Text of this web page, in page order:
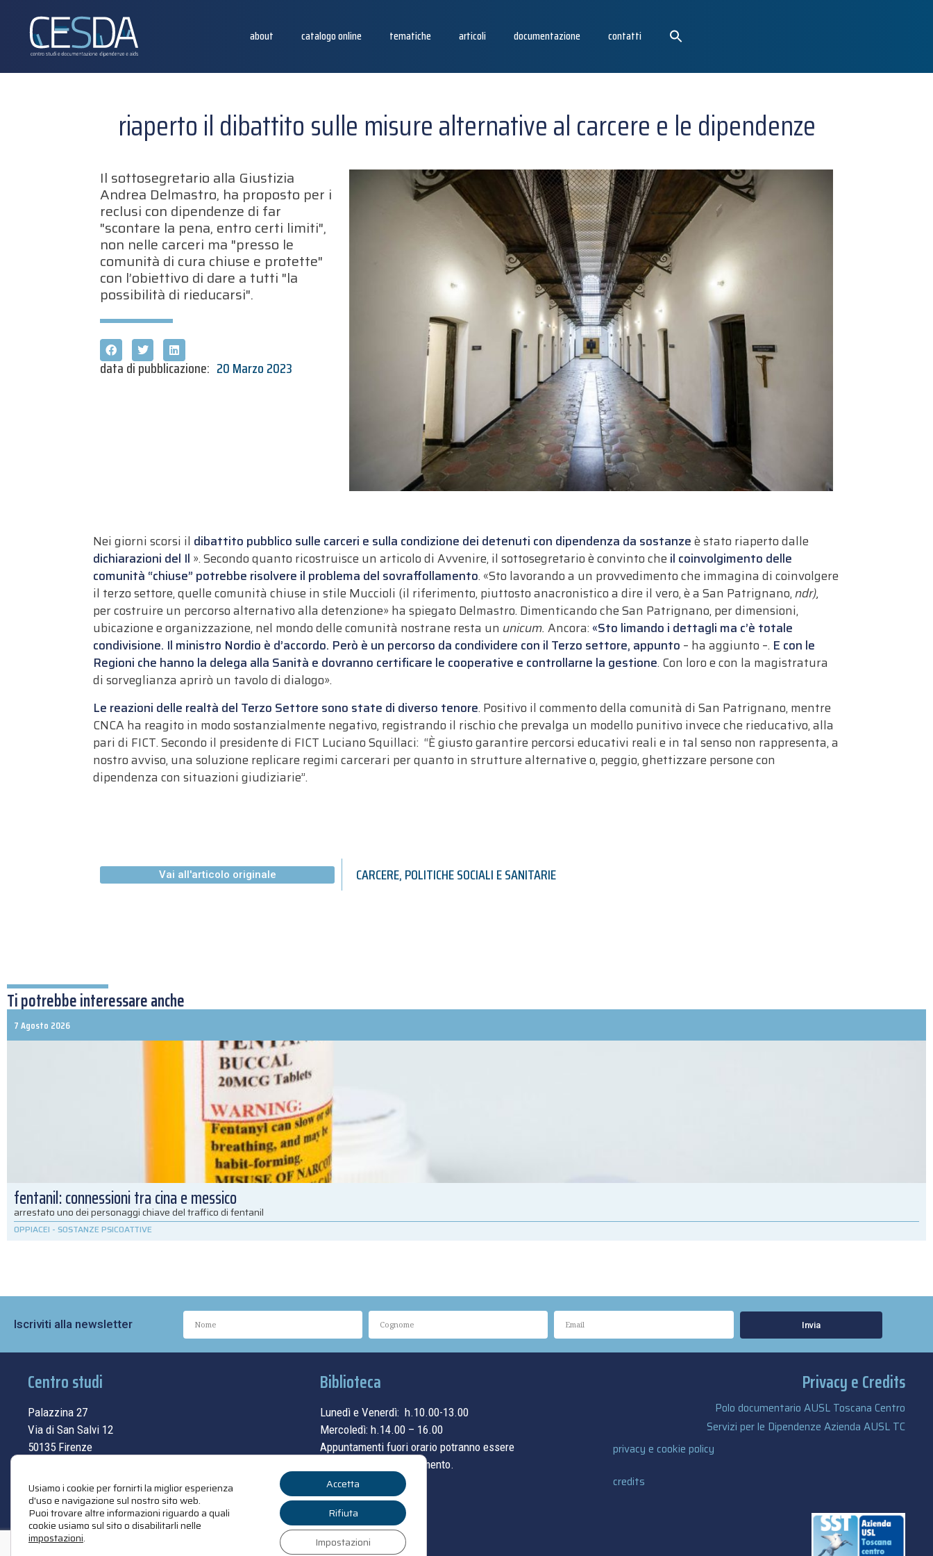
about catalogo online tematiche articoli documentazione contatti
riaperto il dibattito sulle misure alternative al carcere e le dipendenze
Il sottosegretario alla Giustizia
Andrea Delmastro, ha proposto per i
reclusi con dipendenze di far
"scontare la pena, entro certi limiti",
non nelle carceri ma "presso le
comunità di cura chiuse e protette"
con l’obiettivo di dare a tutti "la
possibilità di rieducarsi".
data di pubblicazione: 20 Marzo 2023
Nei giorni scorsi il dibattito pubblico sulle carceri e sulla condizione dei detenuti con dipendenza da sostanzeè stato riaperto dalle
dichiarazioni del Il ». Secondo quanto ricostruisce un articolo di Avvenire, il sottosegretario è convinto che il coinvolgimento delle
comunità “chiuse” potrebbe risolvere il problema del sovraffollamento. «Sto lavorando a un provvedimento che immagina di coinvolgere
il terzo settore, quelle comunità chiuse in stile Muccioli (il riferimento, piuttosto anacronistico a dire il vero, è a San Patrignano,ndr),
per costruire un percorso alternativo alla detenzione» ha spiegato Delmastro. Dimenticando che San Patrignano, per dimensioni,
ubicazione e organizzazione, nel mondo delle comunità nostrane resta un unicum. Ancora:«Sto limando i dettagli ma c’è totale
condivisione. Il ministro Nordio è d’accordo. Però è un percorso da condividere con il Terzo settore, appunto – ha aggiunto –. E con le
Regioni che hanno la delega alla Sanità e dovranno certificare le cooperative e controllarne la gestione. Con loro e con la magistratura
di sorveglianza aprirò un tavolo di dialogo».
Le reazioni delle realtà del Terzo Settore sono state di diverso tenore. Positivo il commento della comunità di San Patrignano, mentre
CNCA ha reagito in modo sostanzialmente negativo, registrando il rischio che prevalga un modello punitivo invece che rieducativo, alla
pari di FICT. Secondo il presidente di FICT Luciano Squillaci: “È giusto garantire percorsi educativi reali e in tal senso non rappresenta, a
nostro avviso, una soluzione replicare regimi carcerari per quanto in strutture alternative o, peggio, ghettizzare persone con
dipendenza con situazioni giudiziarie”.
Vai all'articolo originale CARCERE,POLITICHE SOCIALI E SANITARIE
Ti potrebbe interessare anche
7 Agosto 2026
fentanil: connessioni tra cina e messico
arrestato uno dei personaggi chiave del traffico di fentanil
OPPIACEI - SOSTANZE PSICOATTIVE
Iscriviti alla newsletter Invia
Centro studi
Palazzina 27
Via di San Salvi 12
50135 Firenze
contatti
Biblioteca
Lunedì e Venerdì: h.10.00-13.00
Mercoledì: h.14.00 – 16.00
Appuntamenti fuori orario potranno essere
concordati su appuntamento.
Privacy e Credits
Polo documentario AUSL Toscana Centro
Servizi per le Dipendenze Azienda AUSL TC
privacy e cookie policy
credits
Usiamo i cookie per fornirti la miglior esperienza
d'uso e navigazione sul nostro sito web.
Puoi trovare altre informazioni riguardo a quali
cookie usiamo sul sito o disabilitarli nelle
impostazioni.
Accetta
Rifiuta
Impostazioni